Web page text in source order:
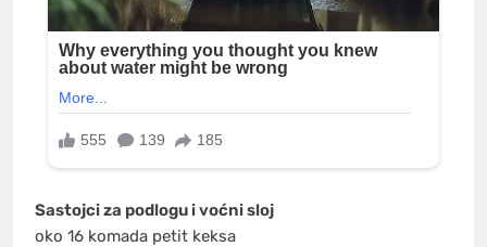
Sastojci za podlogu i voćni sloj
oko 16 komada petit keksa